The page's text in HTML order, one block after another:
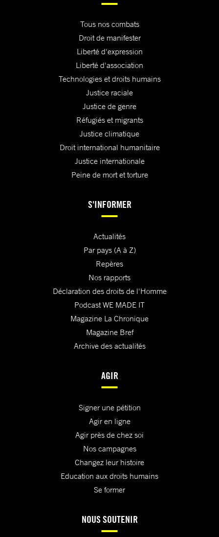
Tous nos combats
Droit de manifester
Liberté d'expression
Liberté d'association
Technologies et droits humains
Justice raciale
Justice de genre
Réfugiés et migrants
Justice climatique
Droit international humanitaire
Justice internationale
Peine de mort et torture
S'INFORMER
Actualités
Par pays (A à Z)
Repères
Nos rapports
Déclaration des droits de l'Homme
Podcast WE MADE IT
Magazine La Chronique
Magazine Bref
Archive des actualités
AGIR
Signer une pétition
Agir en ligne
Agir près de chez soi
Nos campagnes
Changez leur histoire
Education aux droits humains
Se former
NOUS SOUTENIR